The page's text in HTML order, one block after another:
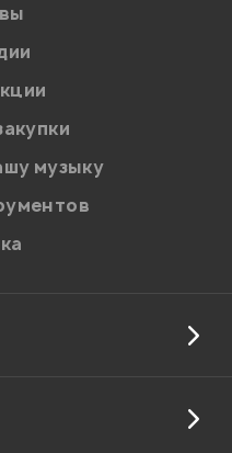
персональных данных в
отношении обработки
музыку